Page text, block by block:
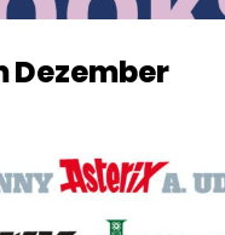
Dezember